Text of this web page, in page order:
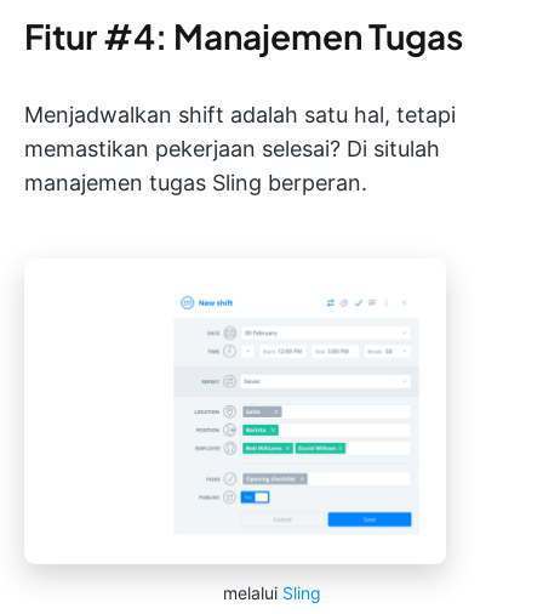
Fitur #4: Manajemen Tugas
Menjadwalkan shift adalah satu hal, tetapi
memastikan pekerjaan selesai? Di situlah
manajemen tugas Sling berperan.
melalui Sling